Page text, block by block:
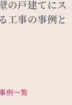
の戸建てにス
工事の事例と
例一覧